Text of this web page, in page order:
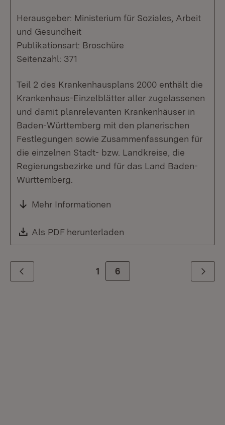
Herausgeber: Ministerium für Soziales, Arbeit
und Gesundheit
Publikationsart: Broschüre
Seitenzahl: 371
Teil 2 des Krankenhausplans 2000 enthält die
Krankenhaus-Einzelblätter aller zugelassenen
und damit planrelevanten Krankenhäuser in
Baden-Württemberg mit den planerischen
Festlegungen sowie Zusammenfassungen für
die einzelnen Stadt- bzw. Landkreise, die
Regierungsbezirke und für das Land Baden-
Württemberg.
Mehr Informationen
Download:
Als PDF herunterladen
Zurück 1 Zur Seite
6 Weiter